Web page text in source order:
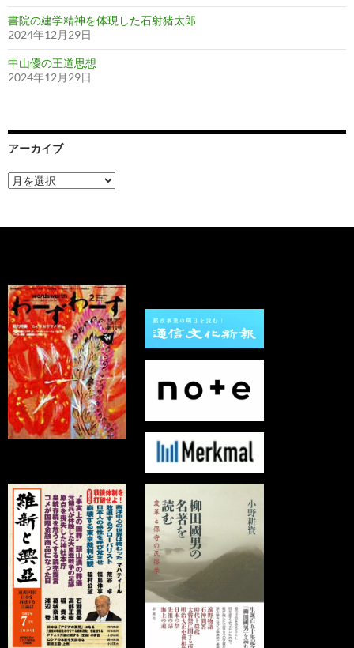
書院の建学精神を体現した石射猪太郎
2024年12月29日
中山優の王道思想
2024年12月29日
アーカイブ
ア
ー